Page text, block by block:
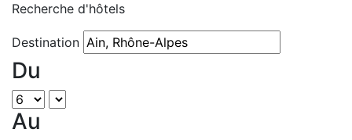
Recherche d'hôtels
Destination
Du
Au